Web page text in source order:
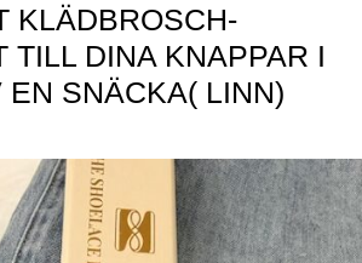
KLÄDBROSCH-
TILL DINA KNAPPAR I
EN SNÄCKA( LINN)